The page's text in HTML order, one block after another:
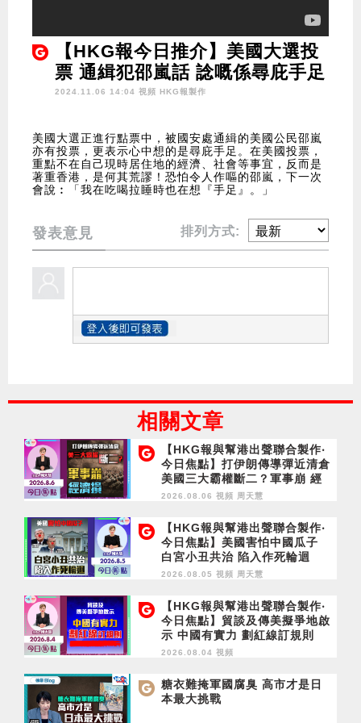
【HKG報今日推介】美國大選投
票 通緝犯邵嵐話 諗嘅係尋庇手足
2024.11.06 14:04 視頻 HKG報製作
美國大選正進行點票中，被國安處通緝的美國公民邵嵐
亦有投票，更表示心中想的是尋庇手足。在美國投票，
重點不在自己現時居住地的經濟、社會等事宜，反而是
著重香港，是何其荒謬！恐怕令人作嘔的邵嵐，下一次
會說︰「我在吃喝拉睡時也在想『手足』。」
發表意見 排列方式:
相關文章
【HKG報與幫港出聲聯合製作‧
今日焦點】打伊朗傳導彈近清倉
美國三大霸權斷二？軍事崩 經
濟損
2026.08.06 視頻 周天慧
【HKG報與幫港出聲聯合製作‧
今日焦點】美國害怕中國瓜子
白宮小丑共治 陷入作死輪迴
2026.08.05 視頻 周天慧
【HKG報與幫港出聲聯合製作‧
今日焦點】貿談及傳美擬爭地啟
示 中國有實力 劃紅線訂規則
2026.08.04 視頻
糖衣難掩軍國腐臭 高市才是日
本最大挑戰